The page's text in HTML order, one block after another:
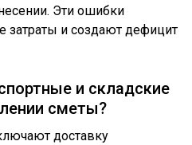
Эти ошибки
затраты и создают дефицит
и складские
сметы?
доставку